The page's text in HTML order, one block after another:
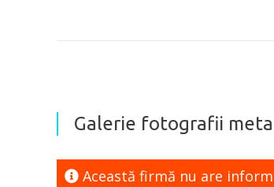
Galerie fotografii
Această firmă nu are